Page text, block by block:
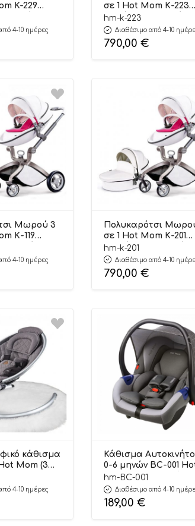
K-229
Άτοκες Δόσεις)
4-10 ημέρες
σε 1 Hot Mom Κ-223
Καφέ (6 Άτοκες
hm-k-223
Διαθέσιμο από 4-10
790,00 €
Μωρού 3
Κ-119
Άτοκες Δόσεις)
4-10 ημέρες
Πολυκαρότσι
σε 1 Hot Mom Κ-201
Λευκό (6 Άτοκες
hm-k-201
Διαθέσιμο από 4-10
790,00 €
κάθισμα
Mom (3
4-10 ημέρες
Κάθισμα
0-6 μηνών BC-001
Mom (2 Άτοκες
hm-BC-001
Διαθέσιμο από 4-10
189,00 €